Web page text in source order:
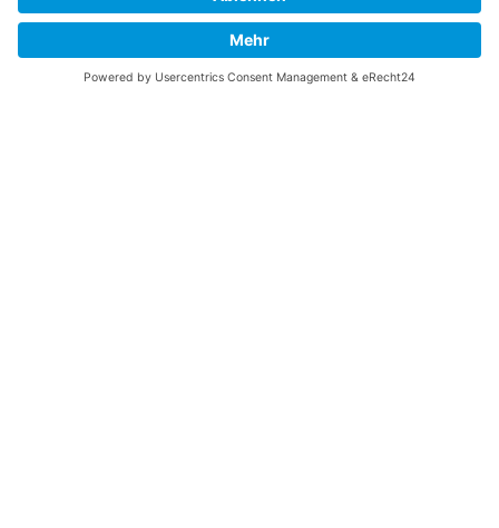
freuen, wenn Sie meine Arbeit jetzt mitPayPal